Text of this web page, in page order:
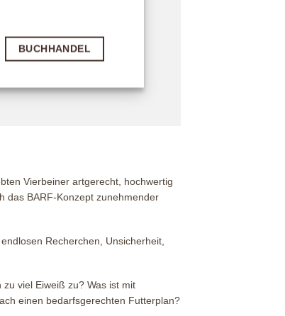
BUCHHANDEL
Vierbeiner artgerecht, hochwertig
das BARF-Konzept zunehmender
Recherchen, Unsicherheit,
viel Eiweiß zu? Was ist mit
einen bedarfsgerechten Futterplan?